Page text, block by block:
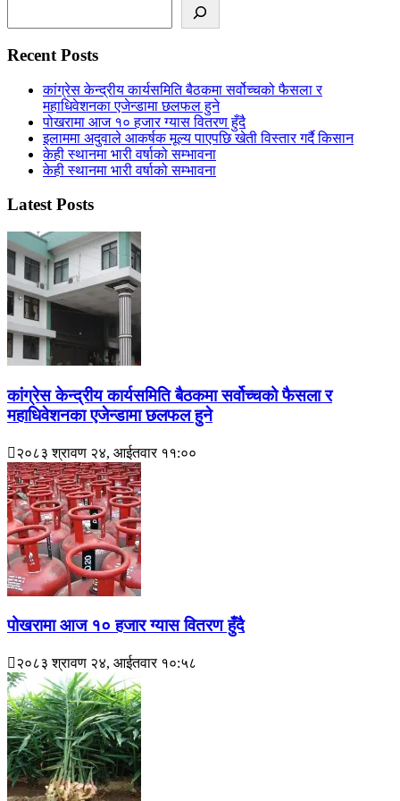
Recent Posts
कांग्रेस केन्द्रीय कार्यसमिति बैठकमा सर्वोच्चको फैसला र
महाधिवेशनका एजेन्डामा छलफल हुने
पोखरामा आज १० हजार ग्यास वितरण हुँदै
इलाममा अदुवाले आकर्षक मूल्य पाएपछि खेती विस्तार गर्दै किसान
केही स्थानमा भारी वर्षाको सम्भावना
केही स्थानमा भारी वर्षाको सम्भावना
Latest Posts
कांग्रेस केन्द्रीय कार्यसमिति बैठकमा सर्वोच्चको फैसला र
महाधिवेशनका एजेन्डामा छलफल हुने
२०८३ श्रावण २४, आईतवार ११:००
पोखरामा आज १० हजार ग्यास वितरण हुँदै
२०८३ श्रावण २४, आईतवार १०:५८